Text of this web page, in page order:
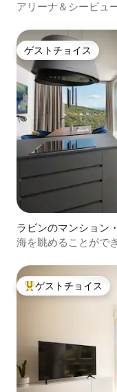
アリーナ＆シービュ
ゲストチョイス
ゲストチョイス
ラビンのマンション
海を眺めることがで
大好評のゲストチョ
ゲストチョイス